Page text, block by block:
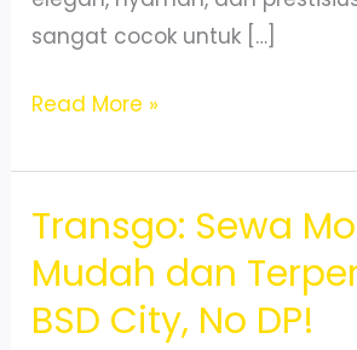
sangat cocok untuk […]
Sewa
Car
Toyota
Alphard
di
BSD
Read More »
Transgo: Sewa
Mudah dan
BSD City, No DP!